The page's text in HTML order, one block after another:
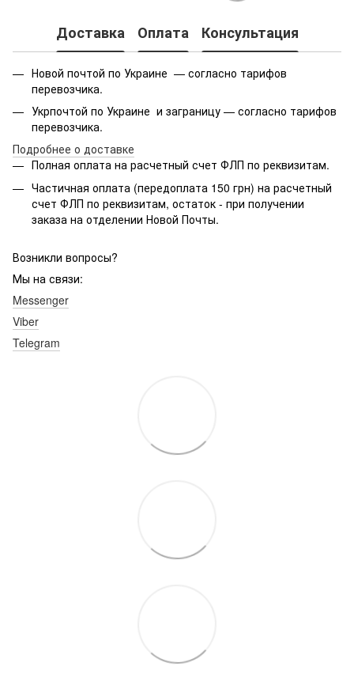
Доставка Оплата Консультация
Новой почтой по Украине — согласно тарифов
перевозчика.
Укрпочтой по Украине и заграницу — согласно тарифов
перевозчика.
Подробнее о доставке
Полная оплата на расчетный счет ФЛП по реквизитам.
Частичная оплата (передоплата 150 грн) на расчетный
счет ФЛП по реквизитам, остаток - при получении
заказа на отделении Новой Почты.
Возникли вопросы?
Мы на связи:
Messenger
Viber
Telegram